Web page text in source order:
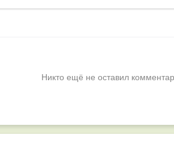
Никто ещё не оставил